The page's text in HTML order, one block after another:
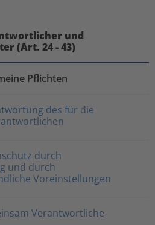
und
(Art. 24 - 43)
Pflichten
des für die
durch
und durch
Voreinstellungen
Verantwortliche